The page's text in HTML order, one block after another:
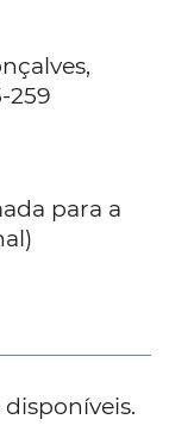
259
para a